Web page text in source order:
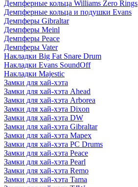
Демпферные кольца Williams Zero Rings
Демпферные кольца и подушки Evans
Демпферы Gibraltar
Демпферы Meinl
Демпферы Peace
Демпферы Vater
Накладки Big Fat Snare Drum
Накладки Evans SoundOff
Накладки Majestic
Замки для хай-хэта
Замки для хай-хэта Ahead
Замки для хай-хэта Arborea
Замки для хай-хэта Dixon
Замки для хай-хэта DW
Замки для хай-хэта Gibraltar
Замки для хай-хэта Mapex
Замки для хай-хэта PC Drums
Замки для хай-хэта Peace
Замки для хай-хэта Pearl
Замки для хай-хэта Remo
Замки для хай-хэта Tama